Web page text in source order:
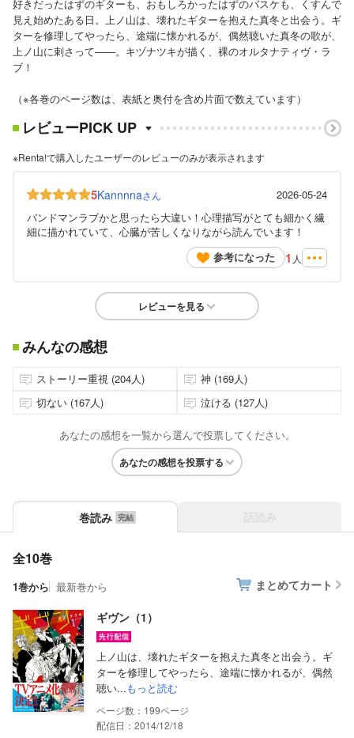
好きだったはずのギターも、おもしろかったはずのバスケも、くすんで
見え始めたある日。上ノ山は、壊れたギターを抱えた真冬と出会う。ギ
ターを修理してやったら、途端に懐かれるが、偶然聴いた真冬の歌が、
上ノ山に刺さって――。キヅナツキが描く、裸のオルタナティヴ・ラ
ブ！
（※各巻のページ数は、表紙と奥付を含め片面で数えています）
レビューPICK UP
※Renta!で購入したユーザーのレビューのみが表示されます
5Kannnnaさん
2026-05-24
バンドマンラブかと思ったら大違い！心理描写がとても細かく繊
細に描かれていて、心臓が苦しくなりながら読んでいます！
参考になった
1 人
レビューを見る
みんなの感想
ストーリー重視 (204人)
神 (169人)
切ない (167人)
泣ける (127人)
あなたの感想を一覧から選んで投票してください。
あなたの感想を投票する
巻読み
全10巻
1巻から 最新巻から まとめてカート
ギヴン（1）
上ノ山は、壊れたギターを抱えた真冬と出会う。ギ
ターを修理してやったら、途端に懐かれるが、偶然
聴い...もっと読む
199
配信日：2014/12/18